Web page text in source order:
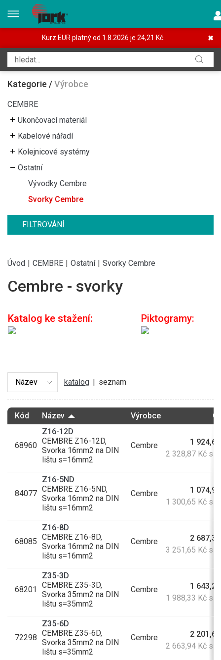
✖
Kurz EUR platný od 1.8.2026 je 24,21 Kč.
Kategorie /Výrobce
CEMBRE
Ukončovací materiál
Kabelové nářadí
Kolejnicové systémy
Ostatní
Vývodky Cembre
Svorky Cembre
FILTROVÁNÍ
Úvod | CEMBRE | Ostatní | Svorky Cembre
Cembre - svorky
Katalog ke stažení: Piktogramy:
katalog | seznam
Kód Název Výrobce
68960
Z16-12D
CEMBRE Z16-12D,
Svorka 16mm2 na DIN
lištu s=16mm2
Cembre
1
2 328,87 Kč s
84077
Z16-5ND
CEMBRE Z16-5ND,
Svorka 16mm2 na DIN
lištu s=16mm2
Cembre
1
1 300,65 Kč s
68085
Z16-8D
CEMBRE Z16-8D,
Svorka 16mm2 na DIN
lištu s=16mm2
Cembre
2
3 251,65 Kč s
68201
Z35-3D
CEMBRE Z35-3D,
Svorka 35mm2 na DIN
lištu s=35mm2
Cembre
1
1 988,33 Kč s
72298
Z35-6D
CEMBRE Z35-6D,
Svorka 35mm2 na DIN
lištu s=35mm2
Cembre
2
2 663,94 Kč s